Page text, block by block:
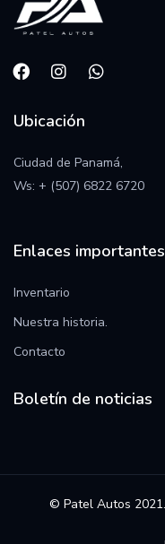
Ubicación
Ciudad de Panamá,
Ws: + (507) 6822 6720
Enlaces importantes
Inventario
Nuestra historia.
Contacto
Boletín de noticias
© Patel Autos